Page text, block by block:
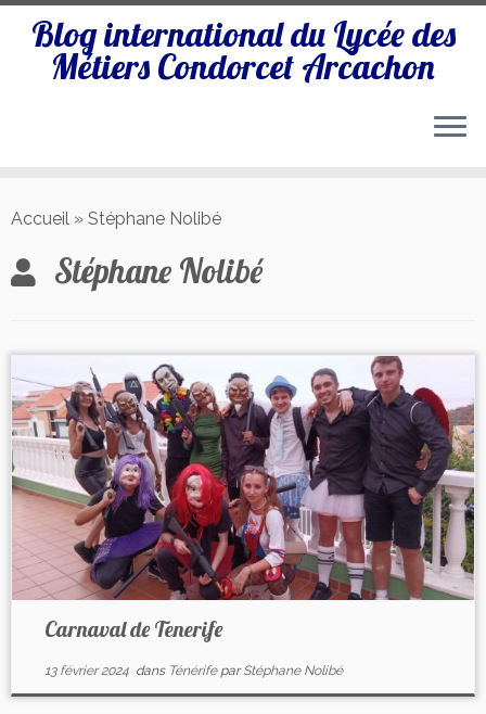
au
Blog international du Lycée des
Métiers Condorcet Arcachon
Accueil » Stéphane Nolibé
Stéphane Nolibé
Carnaval de Tenerife
13 février 2024dans Ténérife parStéphane Nolibé